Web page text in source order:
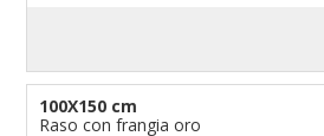
100X150 cm
Raso con frangia oro